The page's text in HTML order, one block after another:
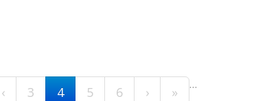
‹ …
3 4 5 6 › »